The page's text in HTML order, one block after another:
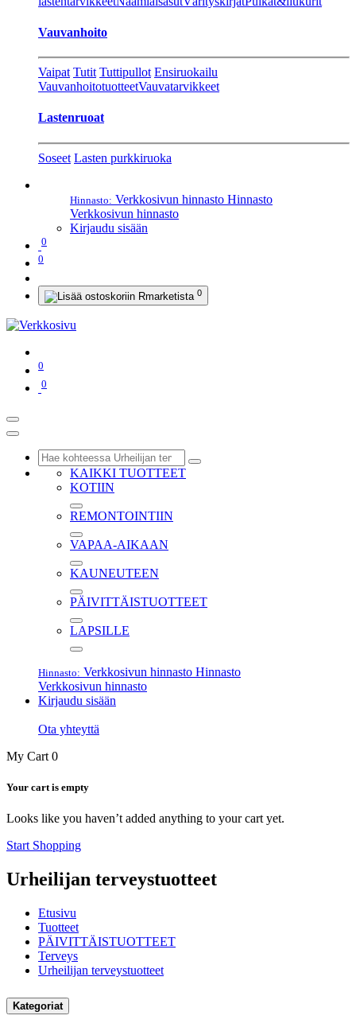
Vauvanhoito
Vaipat Tutit Tuttipullot Ensiruokailu
VauvanhoitotuotteetVauvatarvikkeet
Lastenruoat
Soseet Lasten purkkiruoka
Hinnasto: Verkkosivun hinnasto Hinnasto
Verkkosivun hinnasto
Kirjaudu sisään
0
0
0
0
0
KAIKKI TUOTTEET
KOTIIN
REMONTOINTIIN
VAPAA-AIKAAN
KAUNEUTEEN
PÄIVITTÄISTUOTTEET
LAPSILLE
Hinnasto: Verkkosivun hinnasto Hinnasto
Verkkosivun hinnasto
Kirjaudu sisään
Ota yhteyttä
My Cart 0
Your cart is empty
Looks like you haven’t added anything to your cart yet.
Start Shopping
Urheilijan terveystuotteet
Etusivu
Tuotteet
PÄIVITTÄISTUOTTEET
Terveys
Urheilijan terveystuotteet
Kategoriat